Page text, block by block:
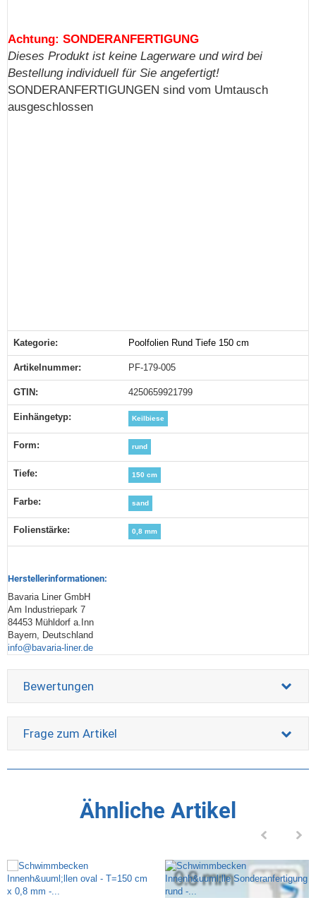
Achtung: SONDERANFERTIGUNG
Dieses Produkt ist keine Lagerware und wird bei
Bestellung individuell für Sie angefertigt!
SONDERANFERTIGUNGEN sind vom Umtausch
ausgeschlossen
Produkteigenschaft
Wert
Kategorie: Poolfolien Rund Tiefe 150 cm
Artikelnummer: PF-179-005
GTIN: 4250659921799
Einhängetyp‍: Keilbiese
Form‍: rund
Tiefe‍: 150 cm
Farbe‍: sand
Folienstärke‍: 0,8 mm
Herstellerinformationen:
Bavaria Liner GmbH
Am Industriepark 7
84453 Mühldorf a.Inn
Bayern, Deutschland
info@bavaria-liner.de
Bewertungen
Frage zum Artikel
Ähnliche Artikel